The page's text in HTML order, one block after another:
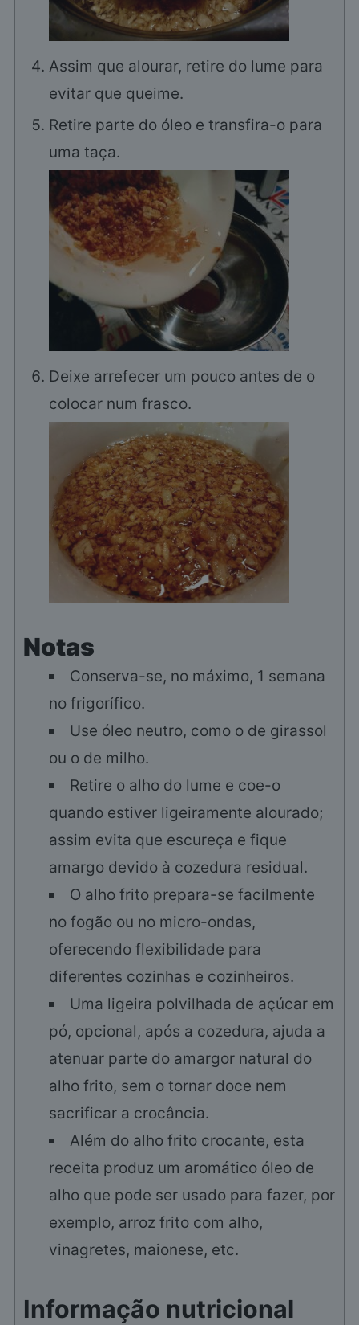
Assim que alourar, retire do lume para
evitar que queime.
Retire parte do óleo e transfira-o para
uma taça.
Deixe arrefecer um pouco antes de o
colocar num frasco.
Notas
Conserva-se, no máximo, 1 semana
no frigorífico.
Use óleo neutro, como o de girassol
ou o de milho.
Retire o alho do lume e coe-o
quando estiver ligeiramente alourado;
assim evita que escureça e fique
amargo devido à cozedura residual.
O alho frito prepara-se facilmente
no fogão ou no micro-ondas,
oferecendo flexibilidade para
diferentes cozinhas e cozinheiros.
Uma ligeira polvilhada de açúcar em
pó, opcional, após a cozedura, ajuda a
atenuar parte do amargor natural do
alho frito, sem o tornar doce nem
sacrificar a crocância.
Além do alho frito crocante, esta
receita produz um aromático óleo de
alho que pode ser usado para fazer, por
exemplo, arroz frito com alho,
vinagretes, maionese, etc.
Informação nutricional